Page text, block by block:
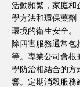
活動頻繁，家庭和
學方法和環保藥劑
環境的衛生安全。
除四害服務通常包
等。專業公司會根
學防治相結合的方
響。定期消殺服務